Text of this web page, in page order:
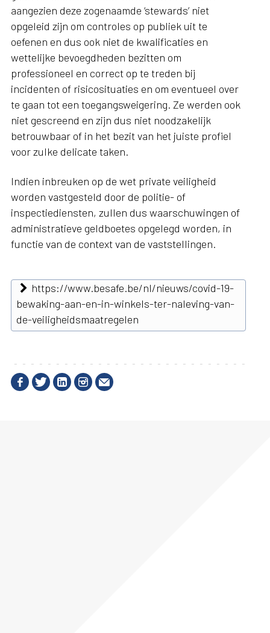
aangezien deze zogenaamde ‘stewards’ niet
opgeleid zijn om controles op publiek uit te
oefenen en dus ook niet de kwalificaties en
wettelijke bevoegdheden bezitten om
professioneel en correct op te treden bij
incidenten of risicosituaties en om eventueel over
te gaan tot een toegangsweigering. Ze werden ook
niet gescreend en zijn dus niet noodzakelijk
betrouwbaar of in het bezit van het juiste profiel
voor zulke delicate taken.
Indien inbreuken op de wet private veiligheid
worden vastgesteld door de politie- of
inspectiediensten, zullen dus waarschuwingen of
administratieve geldboetes opgelegd worden, in
functie van de context van de vaststellingen.
https://www.besafe.be/nl/nieuws/covid-19-
bewaking-aan-en-in-winkels-ter-naleving-van-
de-veiligheidsmaatregelen